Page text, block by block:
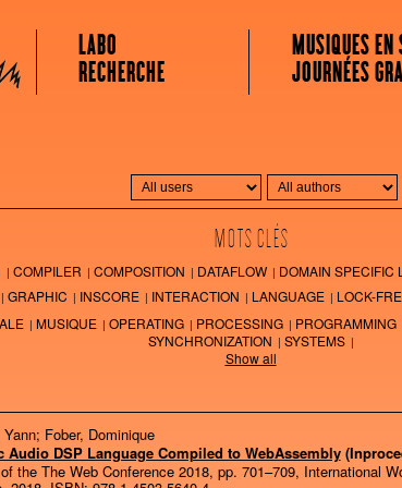
LABO
RECHERCHE
MUSIQUES EN
JOURNÉES
MOTS CLÉS
COMPILER COMPOSITION DATAFLOW DOMAIN SPECIFIC
GRAPHIC INSCORE INTERACTION LANGUAGE LOCK-
MUSIQUE OPERATING PROCESSING PROGRAMMING
SYNCHRONIZATION
SYSTEMS
Show all
Fober, Dominique
Audio DSP Language Compiled to WebAssembly
the The Web Conference 2018, pp. 701–709, International